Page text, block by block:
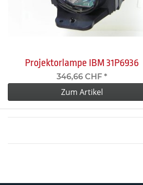
Projektorlampe IBM 31P6936
346,66 CHF *
Zum Artikel